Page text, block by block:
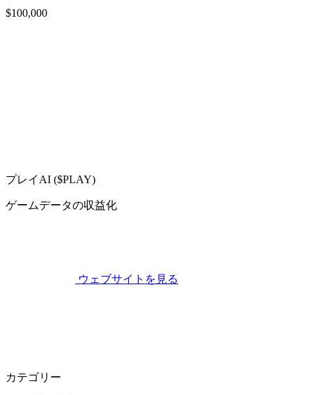
$100,000
プレイAI ($PLAY)
ゲームデータの収益化
ウェブサイトを見る
カテゴリー